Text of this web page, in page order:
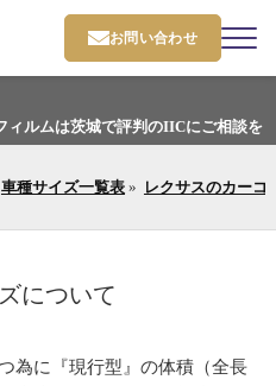
お問い合わせ
ィルムは茨城で評判のIICにご相談を
車種サイズ一覧表» レクサスのカーコ
について
為に『現行型』の体積（全長